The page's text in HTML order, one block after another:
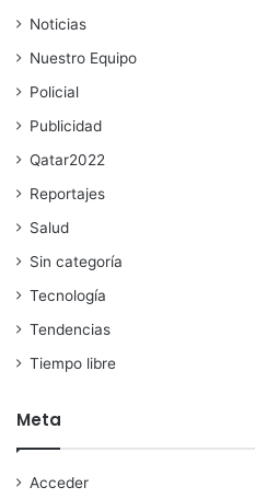
Noticias
Nuestro Equipo
Policial
Publicidad
Qatar2022
Reportajes
Salud
Sin categoría
Tecnología
Tendencias
Tiempo libre
Meta
Acceder